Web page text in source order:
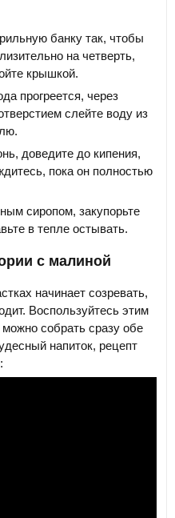
банку так, чтобы
на четверть,
крышкой.
прогреется, через
слейте воду из
доведите до кипения,
пока он полностью
сиропом, закупорьте
в тепле остывать.
с малиной
начинает созревать,
Воспользуйтесь этим
собрать сразу обе
напиток, рецепт